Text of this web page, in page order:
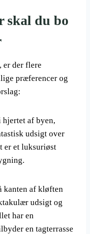
skal du bo
er der flere
præferencer og
hjertet af byen,
udsigt over
er et luksuriøst
kanten af kløften
udsigt og
har en
en tagterrasse